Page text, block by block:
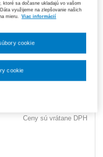
189,00 €
do 21. 8. z technických
doklady. Budú vám
Ceny sú vrátane DPH
sa dočasne ukladajú vo vašom
využijeme na zlepšovanie našich
mieru.
Viac informácií
cookie
cookie